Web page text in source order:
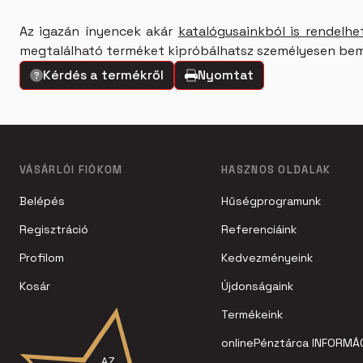
Az igazán ínyencek akár katalógusainkból is
megtalálható terméket kipróbálhatsz személyesen
Kérdés a termékről
Nyomtat
VÁSÁRLÓI FIÓKOM
Belépés
Regisztráció
Profilom
Kosár
HASZNOS OLDALAK
Hűségprogramunk
Referenciáink
Kedvezményeink
Újdonságaink
Termékeink
onlinePénztárca